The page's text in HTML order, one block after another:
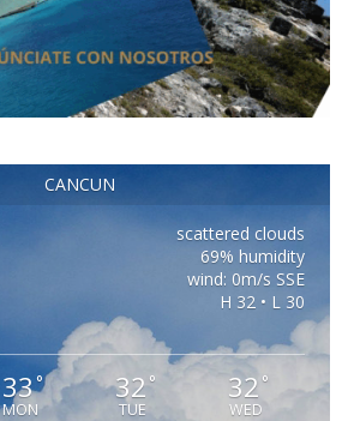
CANCUN
scattered clouds
69% humidity
wind: 0m/s SSE
H 32 • L 30
33°
MON
32 °
TUE
32 °
WED